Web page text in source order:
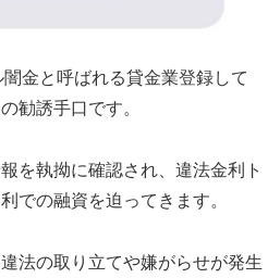
金と呼ばれる貸金業登録して
勧誘手口です。
を執拗に確認され、違法金利ト
での融資を迫ってきます。
法の取り立てや嫌がらせが発生